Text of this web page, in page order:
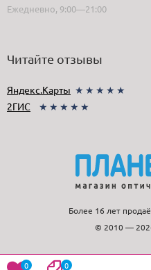
Ежедневно, 9:00—21:00
Читайте отзывы
Яндекс.Карты ★★★★★
2ГИС
★★★★★
Более 16 лет
© 2010 —
0 0